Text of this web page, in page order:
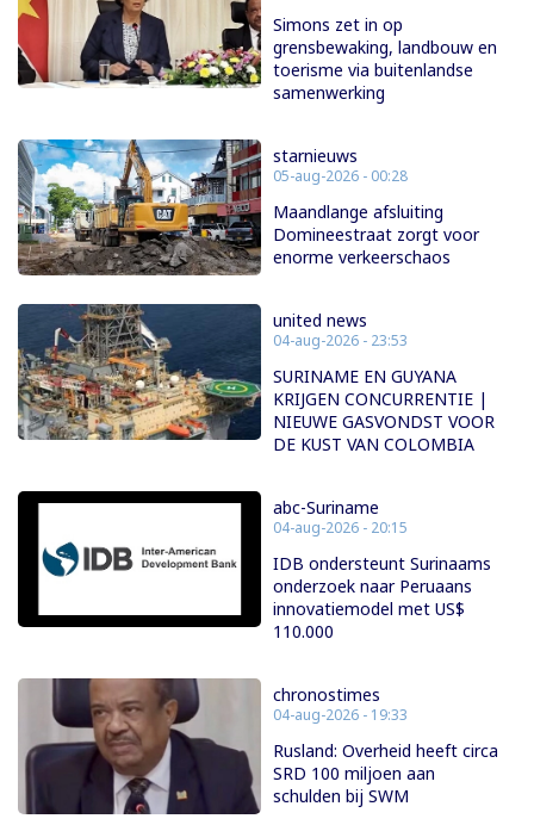
Simons zet in op
grensbewaking, landbouw en
toerisme via buitenlandse
samenwerking
starnieuws
05-aug-2026 - 00:28
Maandlange afsluiting
Domineestraat zorgt voor
enorme verkeerschaos
united news
04-aug-2026 - 23:53
SURINAME EN GUYANA
KRIJGEN CONCURRENTIE |
NIEUWE GASVONDST VOOR
DE KUST VAN COLOMBIA
abc-Suriname
04-aug-2026 - 20:15
IDB ondersteunt Surinaams
onderzoek naar Peruaans
innovatiemodel met US$
110.000
chronostimes
04-aug-2026 - 19:33
Rusland: Overheid heeft circa
SRD 100 miljoen aan
schulden bij SWM